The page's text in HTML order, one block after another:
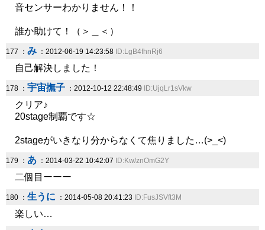
音センサーわかりません！！
誰か助けて！（＞＿＜）
177 ： み ：2012-06-19 14:23:58 ID:LgB4fhnRj6
自己解決しました！
178 ： 宇宙撫子 ：2012-10-12 22:48:49 ID:UjqLr1sVkw
クリア♪
20stage制覇です☆
2stageがいきなり分からなくて焦りました…(>_<)
179 ： あ ：2014-03-22 10:42:07 ID:Kw/znOmG2Y
二個目ーーー
180 ： 生うに ：2014-05-08 20:41:23 ID:FusJSVft3M
楽しい…